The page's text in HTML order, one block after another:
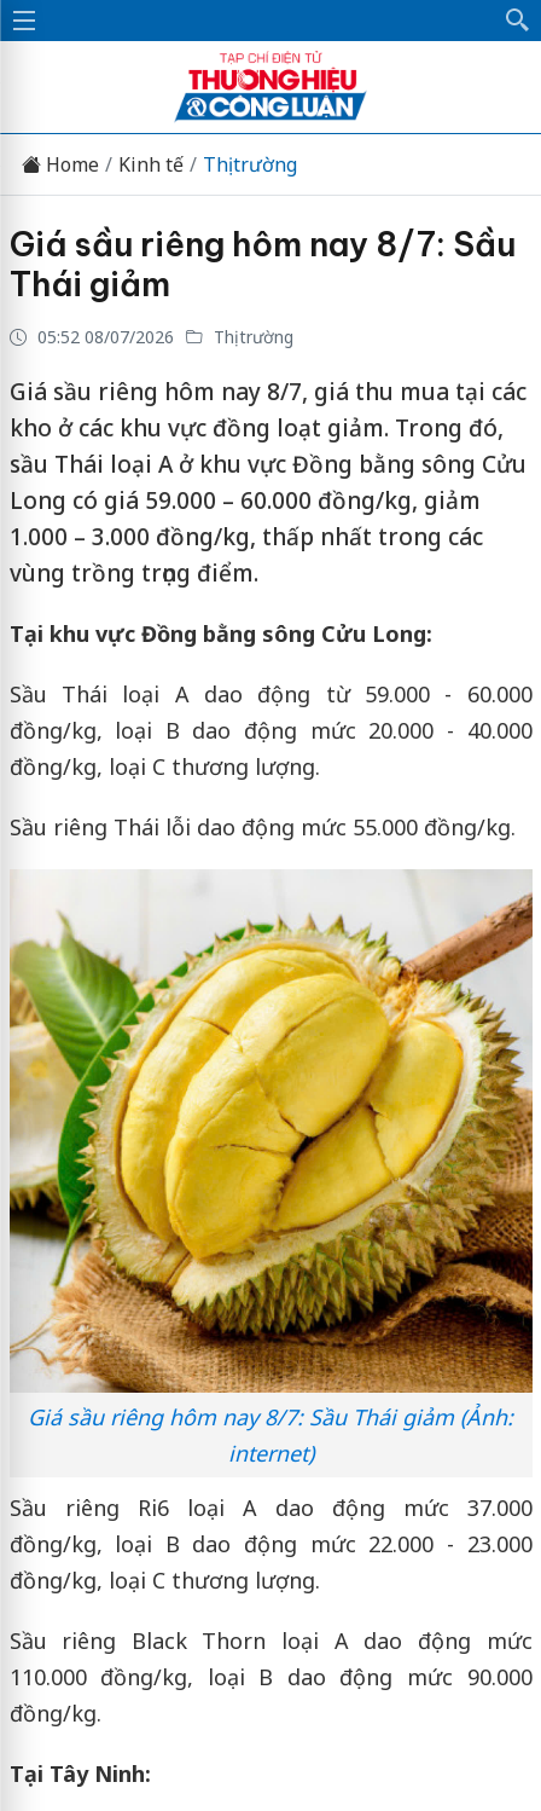
Home Kinh tế Thị trường
Giá sầu riêng hôm nay 8/7: Sầu
Thái giảm
05:52 08/07/2026 Thị trường
Giá sầu riêng hôm nay 8/7, giá thu mua tại các
kho ở các khu vực đồng loạt giảm. Trong đó,
sầu Thái loại A ở khu vực Đồng bằng sông Cửu
Long có giá 59.000 – 60.000 đồng/kg, giảm
1.000 – 3.000 đồng/kg, thấp nhất trong các
vùng trồng trọng điểm.
Tại khu vực Đồng bằng sông Cửu Long:
Sầu Thái loại A dao động từ 59.000 - 60.000
đồng/kg, loại B dao động mức 20.000 - 40.000
đồng/kg, loại C thương lượng.
Sầu riêng Thái lỗi dao động mức 55.000 đồng/kg.
Giá sầu riêng hôm nay 8/7: Sầu Thái giảm (Ảnh:
internet)
Sầu riêng Ri6 loại A dao động mức 37.000
đồng/kg, loại B dao động mức 22.000 - 23.000
đồng/kg, loại C thương lượng.
Sầu riêng Black Thorn loại A dao động mức
110.000 đồng/kg, loại B dao động mức 90.000
đồng/kg.
Tại Tây Ninh: